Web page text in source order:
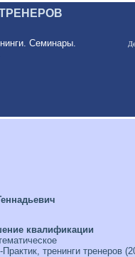
Семинары.
квалификации
тренинги тренеров